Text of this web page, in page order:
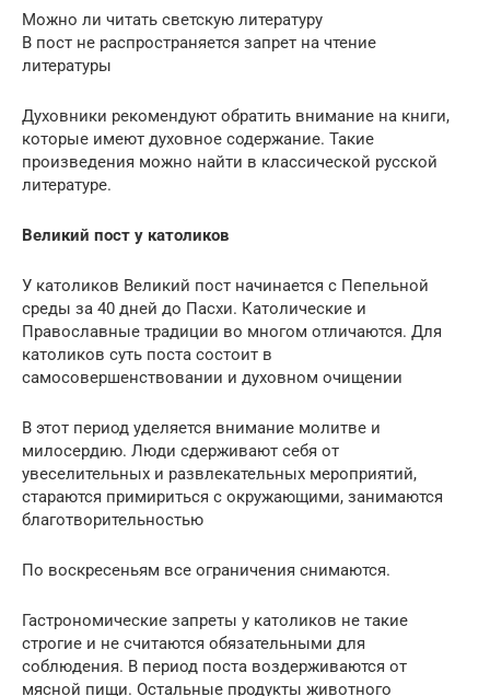
Можно ли читать светскую литературу
В пост не распространяется запрет на чтение
литературы
Духовники рекомендуют обратить внимание на книги,
которые имеют духовное содержание. Такие
произведения можно найти в классической русской
литературе.
Великий пост у католиков
У католиков Великий пост начинается с Пепельной
среды за 40 дней до Пасхи. Католические и
Православные традиции во многом отличаются. Для
католиков суть поста состоит в
самосовершенствовании и духовном очищении
В этот период уделяется внимание молитве и
милосердию. Люди сдерживают себя от
увеселительных и развлекательных мероприятий,
стараются примириться с окружающими, занимаются
благотворительностью
По воскресеньям все ограничения снимаются.
Гастрономические запреты у католиков не такие
строгие и не считаются обязательными для
соблюдения. В период поста воздерживаются от
мясной пищи. Остальные продукты животного